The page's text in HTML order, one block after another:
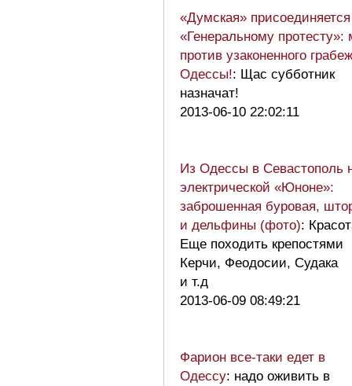
«Думская» присоединяется
«Генеральному протесту»:
против узаконенного
Одессы!: Щас субботник
назначат!
2013-06-10 22:02:11
Из Одессы в Севастополь
электрической «Юноне»:
заброшенная буровая,
и дельфины (фото):
Еще походить крепостями
Керчи, Феодосии, Судака
и т.д
2013-06-09 08:49:21
Фарион все-таки едет в
Одессу: надо оживить в